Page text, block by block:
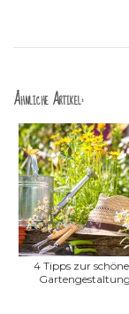
Ähnliche Artikel:
4 Tipps zur
Gartengestaltung